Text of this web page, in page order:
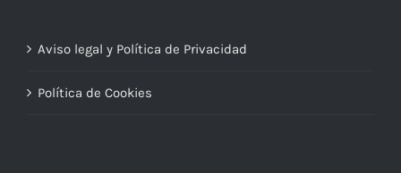
Aviso legal y Política de Privacidad
Política de Cookies